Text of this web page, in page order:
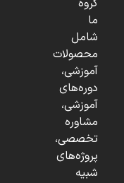
گروه
ما
شامل
محصولات
آموزشی،
دوره‌های
آموزشی،
مشاوره
تخصصی،
پروژه‌های
شبیه